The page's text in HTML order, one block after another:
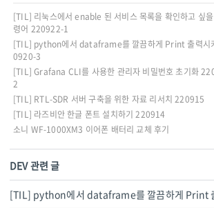
[TIL] 리눅스에서 enable 된 서비스 목록을 확인하고 싶
령어 220922-1
[TIL] python에서 dataframe를 깔끔하게 Print 출력시
0920-3
[TIL] Grafana CLI를 사용한 관리자 비밀번호 초기화
2
[TIL] RTL-SDR 서버 구축을 위한 자료 리서치 220915
[TIL] 라즈비안 한글 폰트 설치하기 220914
소니 WF-1000XM3 이어폰 배터리 교체 후기
DEV 관련 글